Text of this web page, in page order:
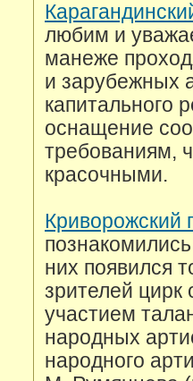
любим и
манеже
и зарубежных
капитального
оснащение
требованиям,
красочными.
Криворожский
них появился
зрителей
участием
народных
народного